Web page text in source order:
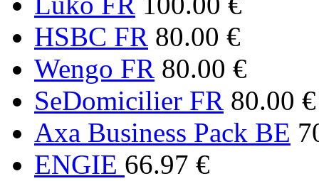
HSBC FR 80.00 €
Wengo FR 80.00 €
SeDomicilier FR 80.00 €
Axa Business Pack BE
ENGIE 66.97 €